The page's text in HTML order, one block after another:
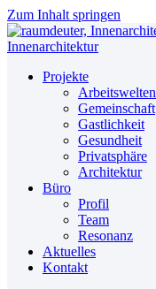
Zum Inhalt springen
Projekte
Arbeitswelten
Gemeinschaft
Gastlichkeit
Gesundheit
Privatsphäre
Architektur
Büro
Profil
Team
Resonanz
Aktuelles
Kontakt